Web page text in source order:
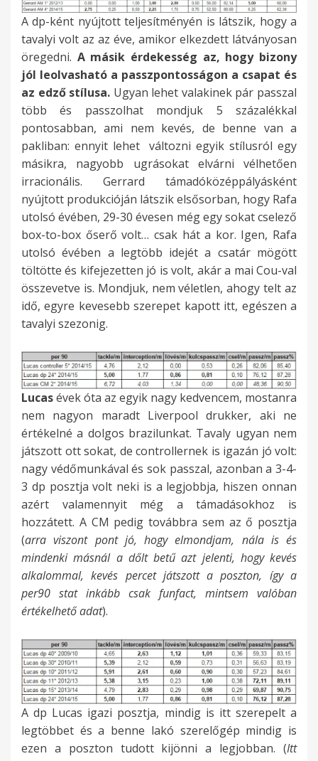
A dp-ként nyújtott teljesítményén is látszik, hogy a
tavalyi volt az az éve, amikor elkezdett látványosan
öregedni. A másik érdekesség az, hogy bizony
jól leolvasható a passzpontosságon a csapat és
az edző stílusa. Ugyan lehet valakinek pár passzal
több és passzolhat mondjuk 5 százalékkal
pontosabban, ami nem kevés, de benne van a
pakliban: ennyit lehet változni egyik stílusról egy
másikra, nagyobb ugrásokat elvárni vélhetően
irracionális. Gerrard támadóközéppályásként
nyújtott produkcióján látszik elsősorban, hogy Rafa
utolsó évében, 29-30 évesen még egy sokat cselező
box-to-box őserő volt… csak hát a kor. Igen, Rafa
utolsó évében a legtöbb idejét a csatár mögött
töltötte és kifejezetten jó is volt, akár a mai Cou-val
összevetve is. Mondjuk, nem véletlen, ahogy telt az
idő, egyre kevesebb szerepet kapott itt, egészen a
tavalyi szezonig.
Lucasévek óta az egyik nagy kedvencem, mostanra
nem nagyon maradt Liverpool drukker, aki ne
értékelné a dolgos brazilunkat. Tavaly ugyan nem
játszott ott sokat, de controllernek is igazán jó volt:
nagy védőmunkával és sok passzal, azonban a 3-4-
3 dp posztja volt neki is a legjobbja, hiszen onnan
azért valamennyit még a támadásokhoz is
hozzátett. A CM pedig továbbra sem az ő posztja
(arra viszont pont jó, hogy elmondjam, nála is és
mindenki másnál a dőlt betű azt jelenti, hogy kevés
alkalommal, kevés percet játszott a poszton, így a
per90 stat inkább csak funfact, mintsem valóban
értékelhető adat).
A dp Lucas igazi posztja, mindig is itt szerepelt a
legtöbbet és a benne lakó szerelőgép mindig is
ezen a poszton tudott kijönni a legjobban. (Itt